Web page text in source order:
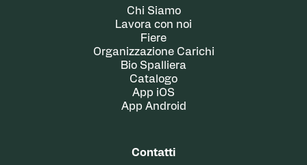
Chi Siamo
Lavora con noi
Fiere
Organizzazione Carichi
Bio Spalliera
Catalogo
App iOS
App Android
Contatti